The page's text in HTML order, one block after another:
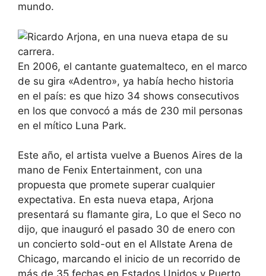
mundo.
En 2006, el cantante guatemalteco, en el marco
de su gira «Adentro», ya había hecho historia
en el país: es que hizo 34 shows consecutivos
en los que convocó a más de 230 mil personas
en el mítico Luna Park.
Este año, el artista vuelve a Buenos Aires de la
mano de Fenix Entertainment, con una
propuesta que promete superar cualquier
expectativa. En esta nueva etapa, Arjona
presentará su flamante gira, Lo que el Seco no
dijo, que inauguró el pasado 30 de enero con
un concierto sold-out en el Allstate Arena de
Chicago, marcando el inicio de un recorrido de
más de 35 fechas en Estados Unidos y Puerto